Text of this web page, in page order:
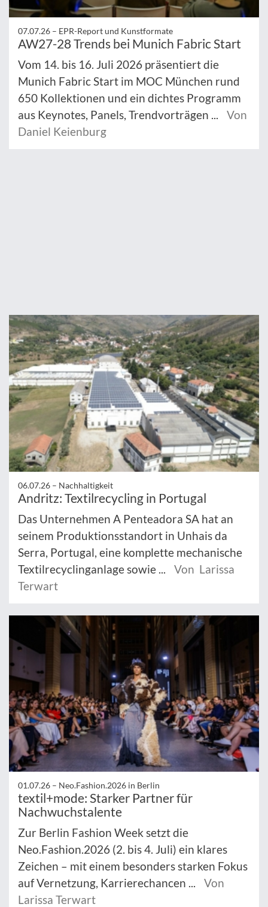
07.07.26 – EPR-Report und Kunstformate
AW27-28 Trends bei Munich Fabric Start
Vom 14. bis 16. Juli 2026 präsentiert die
Munich Fabric Start im MOC München rund
650 Kollektionen und ein dichtes Programm
aus Keynotes, Panels, Trendvorträgen ...
Von
Daniel Keienburg
06.07.26 – Nachhaltigkeit
Andritz: Textilrecycling in Portugal
Das Unternehmen A Penteadora SA hat an
seinem Produktionsstandort in Unhais da
Serra, Portugal, eine komplette mechanische
Textilrecyclinganlage sowie ...
Von Larissa
Terwart
01.07.26 – Neo.Fashion.2026 in Berlin
textil+mode: Starker Partner für
Nachwuchstalente
Zur Berlin Fashion Week setzt die
Neo.Fashion.2026 (2. bis 4. Juli) ein klares
Zeichen – mit einem besonders starken Fokus
auf Vernetzung, Karrierechancen ...
Von
Larissa Terwart